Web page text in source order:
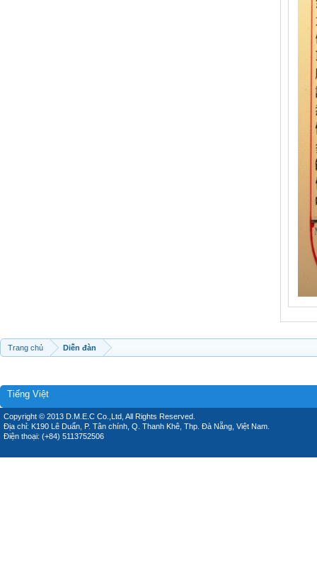
Trang chủ Diễn đàn
Tiếng Việt
Copyright © 2013 D.M.E.C Co.,Ltd, All Rights Reserved.
Địa chỉ: K190 Lê Duẩn, P. Tân chính, Q. Thanh Khê, Thp. Đà Nẵng, Việt Nam.
Điện thoại: (+84) 5113752506